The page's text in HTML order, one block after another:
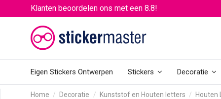
Klanten beoordelen ons met een 8.8!
Eigen Stickers Ontwerpen Stickers Decoratie
Home Decoratie Kunststof en Houten letters Houten